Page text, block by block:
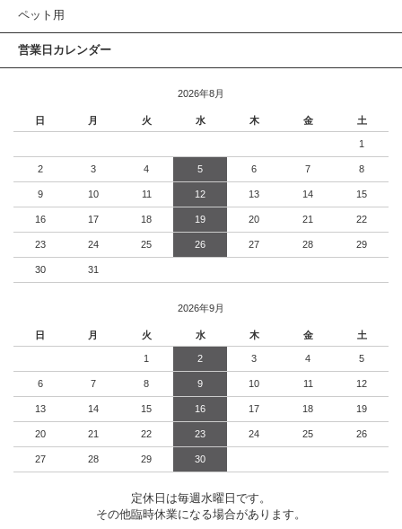
ペット用
営業日カレンダー
2026年8月
日 月 火 水 木 金 土
1
2 3 4 5 6 7 8
9 10 11 12 13 14 15
16 17 18 19 20 21 22
23 24 25 26 27 28 29
30 31
2026年9月
日 月 火 水 木 金 土
1 2 3 4 5
6 7 8 9 10 11 12
13 14 15 16 17 18 19
20 21 22 23 24 25 26
27 28 29 30
定休日は毎週水曜日です。
その他臨時休業になる場合があります。